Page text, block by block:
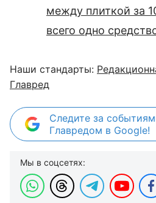
между плиткой за
всего одно
Наши стандарты:
Главред
Следите за
Главредом в Google!
Мы в соцсетях: